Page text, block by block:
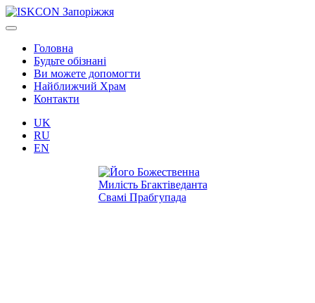
Головна
Будьте обізнані
Ви можете допомогти
Найближчий Храм
Контакти
UK
RU
EN